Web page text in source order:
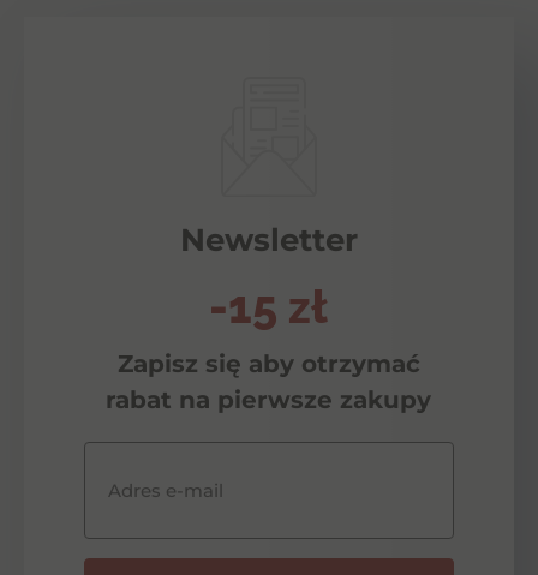
Newsletter
-15 zł
Zapisz się aby otrzymać
rabat na pierwsze zakupy
Adres e-mail